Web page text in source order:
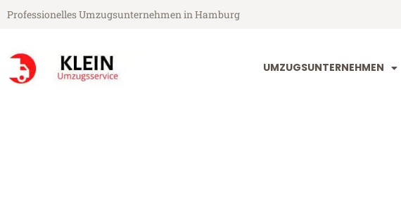
Professionelles Umzugsunternehmen in Hamburg
UMZUGSUNTERNEHMEN